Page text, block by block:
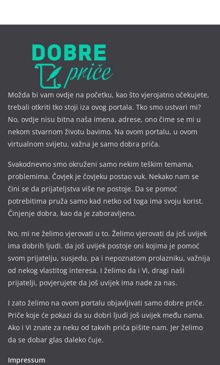
Možda bi vam ovdje na početku, kao što vjerojatno očekujete,
trebali otkriti tko stoji iza ovog portala. Tko smo ustvari mi?
No, ovdje nisu bitna naša imena, adrese, ono čime se mi u
nekom stvarnom životu bavimo. Na ovom portalu, u ovom
virtualnom svijetu, važna je samo dobra priča.
Svakodnevno smo okruženi samo nekim teškim temama,
problemima. Čovjek je čovjeku postao vuk. Nekako nam se
čini se da prijateljstva više ne postoje. Da se pomoć
potrebitima pruža samo kad netko od toga ima svoju korist.
Činjenje dobra, kao da je zaboravljeno.
No, mi ne želimo vjerovati u to. Želimo vjerovati da još uvijek
ima dobrih ljudi. da još uvijek postoje oni kojima je pomoć
svom prijatelju, susjedu, pa i nepoznatom prolazniku, važnija
od nekog vlastitog interesa. I želimo da i Vi, dragi naši
prijatelji, povjerujete da još uvijek ima nade za nas.
I zato želimo na ovom portalu objavljivati samo dobre priče.
Priče koje će pokazi da su dobri ljudi još uvijek među nama.
Ako i Vi znate za neku od takvih priča pišite nam. Jer želimo
da se dobar glas daleko čuje.
Impressum